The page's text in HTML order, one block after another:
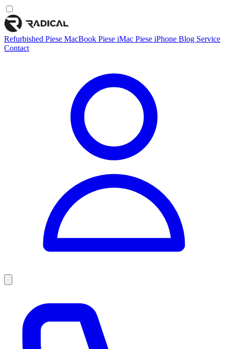
Refurbished Piese MacBook Piese iMac Piese iPhone Blog Service
Contact